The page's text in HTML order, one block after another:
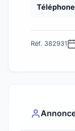
Réf. 382931